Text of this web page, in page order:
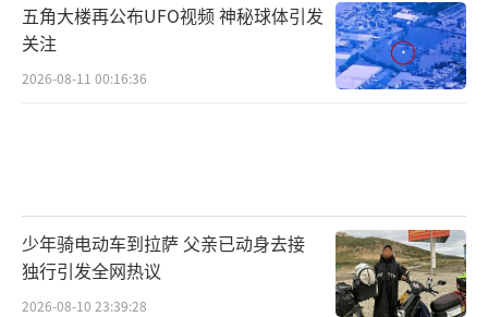
五角大楼再公布UFO视频 神秘球体引发
关注
2026-08-11 00:16:36
少年骑电动车到拉萨 父亲已动身去接
独行引发全网热议
2026-08-10 23:39:28